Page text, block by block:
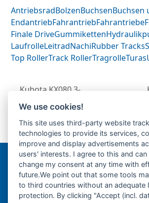
AntriebsradBolzenBuchsenBuchsen
EndantriebFahrantriebFahrantriebe
Finale DriveGummiketten
LaufrolleLeitradNachiRubber Tracks
Top RollerTrack RollerTragrolleTuras
previous
post:
Kubota KX080.3-
Fahrantrieb-
Endantrieb-Fahrmotor-
Finale Drive-
next
post:
Bergmann Baumatec
Watzmannstraße 1
84547 Emmerting
We use cookies!
This site uses third-party website
technologies to provide its services,
improve and display advertisements
users' interests. I agree to this and
change my consent at any time with
future.We point out that some tools
to third countries without an adequate
protection. By clicking "Accept (incl.